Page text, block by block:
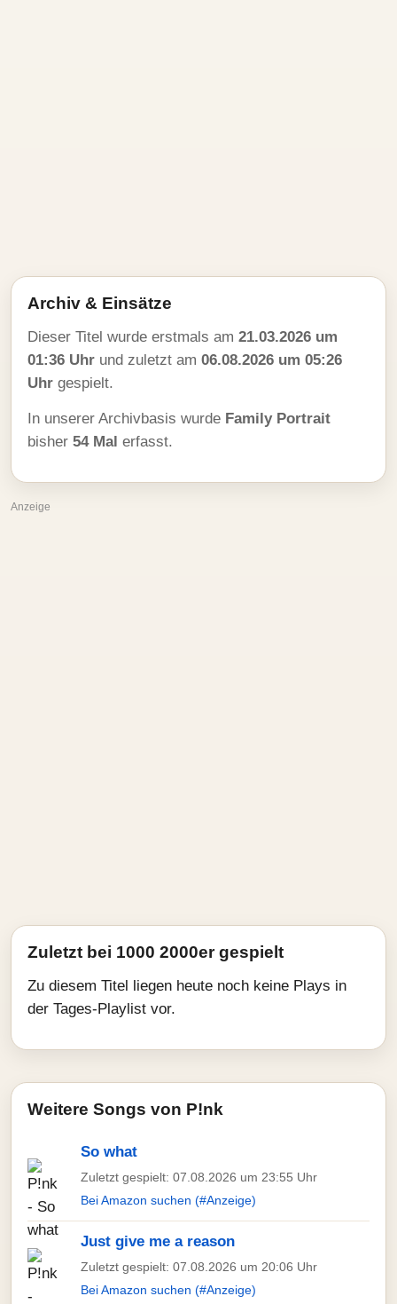
Archiv & Einsätze
Dieser Titel wurde erstmals am 21.03.2026 um
01:36 Uhr und zuletzt am 06.08.2026 um 05:26
Uhr gespielt.
In unserer Archivbasis wurde Family Portrait
bisher 54 Mal erfasst.
Anzeige
Zuletzt bei 1000 2000er gespielt
Zu diesem Titel liegen heute noch keine Plays in
der Tages-Playlist vor.
Weitere Songs von P!nk
So what
Zuletzt gespielt: 07.08.2026 um 23:55 Uhr
Bei Amazon suchen (#Anzeige)
Just give me a reason
Zuletzt gespielt: 07.08.2026 um 20:06 Uhr
Bei Amazon suchen (#Anzeige)